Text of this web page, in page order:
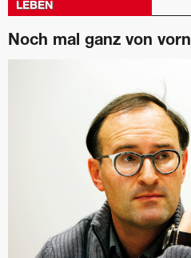
LEBEN
Noch mal ganz von vorn